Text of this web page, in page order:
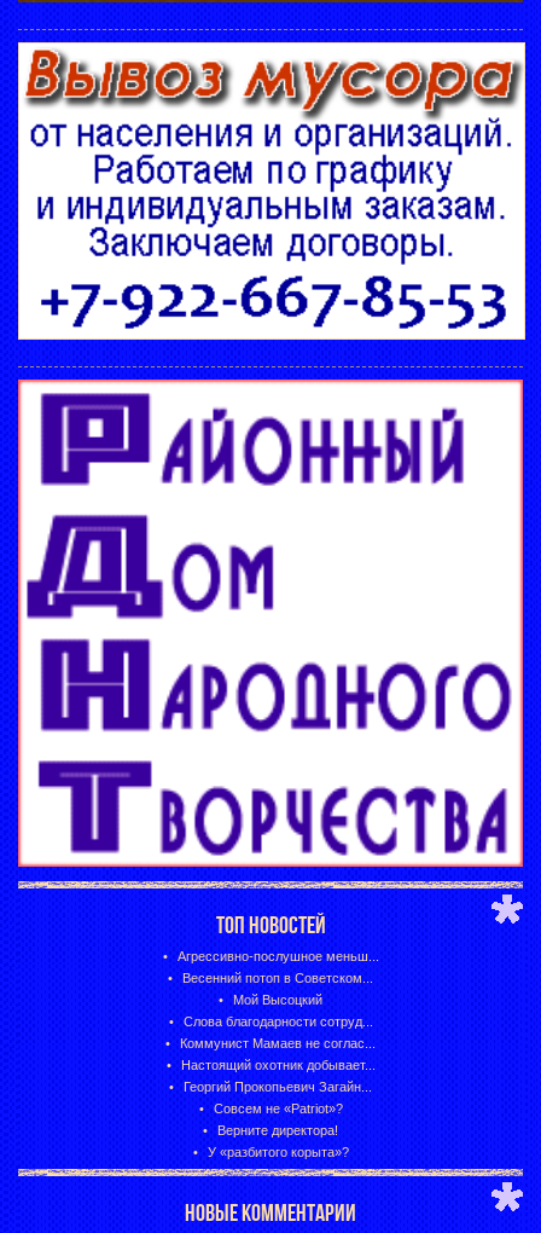
ТОП НОВОСТЕЙ
Агрессивно-послушное меньш...
Весенний потоп в Советском...
Мой Высоцкий
Слова благодарности сотруд...
Коммунист Мамаев не соглас...
Настоящий охотник добывает...
Георгий Прокопьевич Загайн...
Совсем не «Patriot»?
Верните директора!
У «разбитого корыта»?
НОВЫЕ КОММЕНТАРИИ